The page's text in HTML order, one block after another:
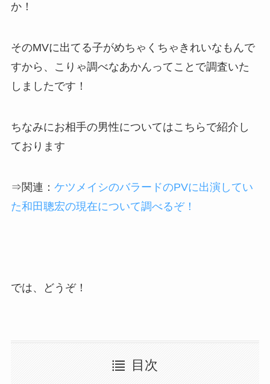
か！
そのMVに出てる子がめちゃくちゃきれいなもんで
すから、こりゃ調べなあかんってことで調査いた
しましたです！
ちなみにお相手の男性についてはこちらで紹介し
ております
⇒関連： ケツメイシのバラードのPVに出演してい
た和田聰宏の現在について調べるぞ！
では、どうぞ！
目次